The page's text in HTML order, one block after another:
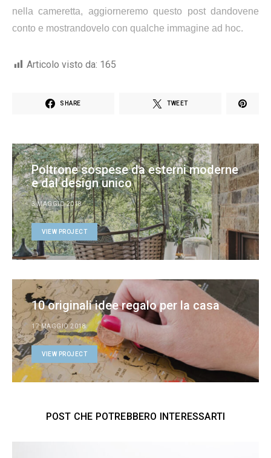
nella cameretta, aggiorneremo questo post dandovene
conto e mostrandovelo con qualche immagine ad hoc.
Articolo visto da: 165
SHARE TWEET
Poltrone sospese da esterni moderne
e dal design unico
3 MAGGIO 2018
VIEW PROJECT
10 originali idee regalo per la casa
17 MAGGIO 2018
VIEW PROJECT
POST CHE POTREBBERO INTERESSARTI